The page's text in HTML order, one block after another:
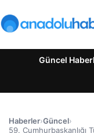
Güncel
Haberler›Güncel›
59. Cumhurbaşkanlığı